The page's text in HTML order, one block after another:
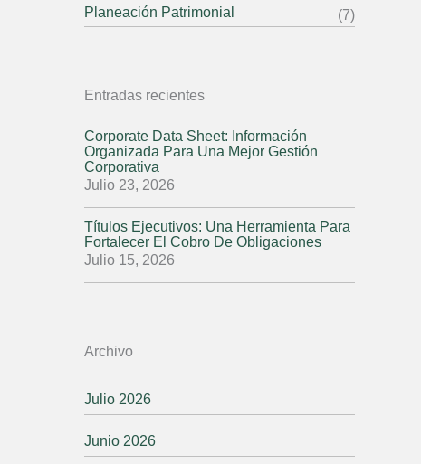
Planeación Patrimonial
(7)
Entradas recientes
Corporate Data Sheet: Información
Organizada Para Una Mejor Gestión
Corporativa
Julio 23, 2026
Títulos Ejecutivos: Una Herramienta Para
Fortalecer El Cobro De Obligaciones
Julio 15, 2026
Archivo
Julio 2026
Junio 2026